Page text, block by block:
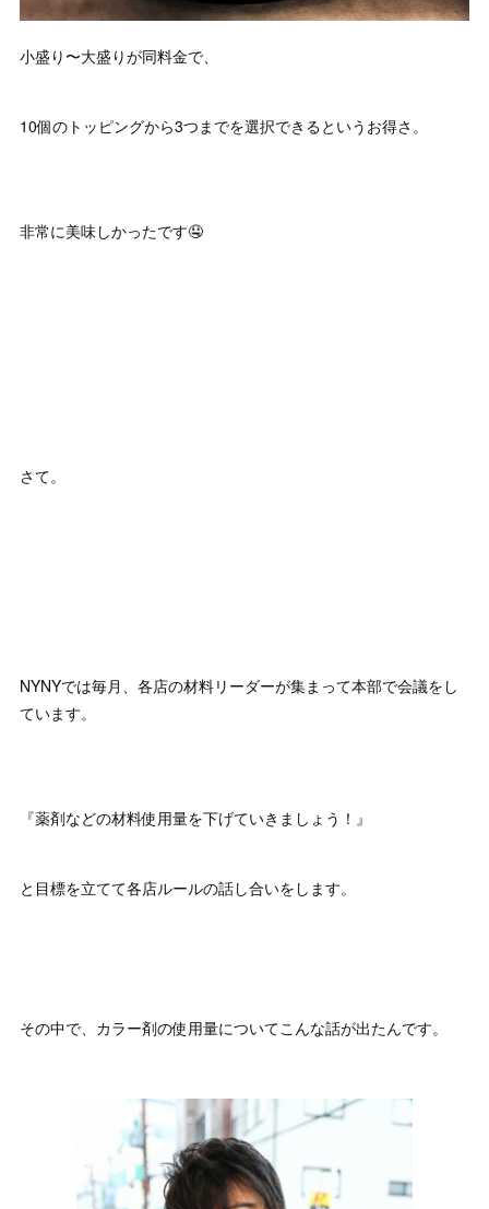
小盛り〜大盛りが同料金で、
10個のトッピングから3つまでを選択できるというお得さ。
非常に美味しかったです🤤
さて。
NYNYでは毎月、各店の材料リーダーが集まって本部で会議をし
ています。
『薬剤などの材料使用量を下げていきましょう！』
と目標を立てて各店ルールの話し合いをします。
その中で、カラー剤の使用量についてこんな話が出たんです。